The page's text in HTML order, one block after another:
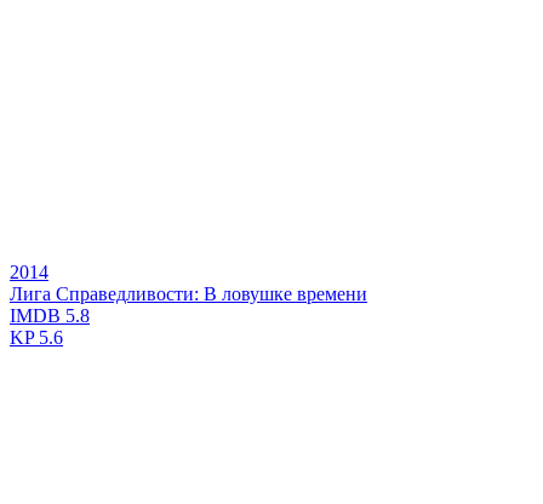
2014
Лига Справедливости: В ловушке времени
IMDB 5.8
KP5.6